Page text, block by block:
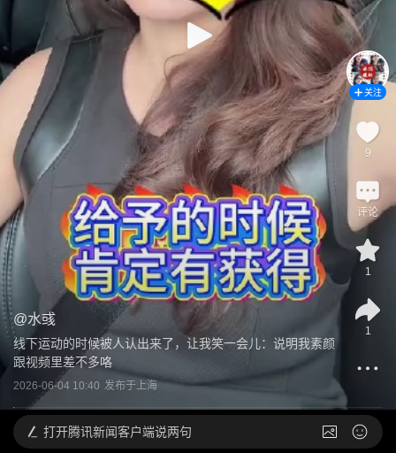
@水彧
线下运动的时候被人认出来了，让我笑一会儿：说明我素颜
跟视频里差不多咯
2026-06-04 10:40 发布于上海
关注
9
评论
1
1
打开腾讯新闻客户端说两句